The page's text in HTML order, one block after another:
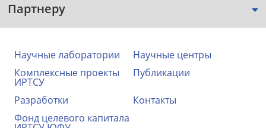
Партнеру
Научные лаборатории
Научные центры
Комплексные проекты
ИРТСУ
Публикации
Разработки
Контакты
Фонд целевого капитала